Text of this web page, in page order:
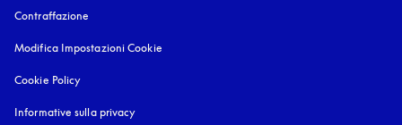
Contraffazione
Modifica Impostazioni Cookie
Cookie Policy
Informative sulla privacy